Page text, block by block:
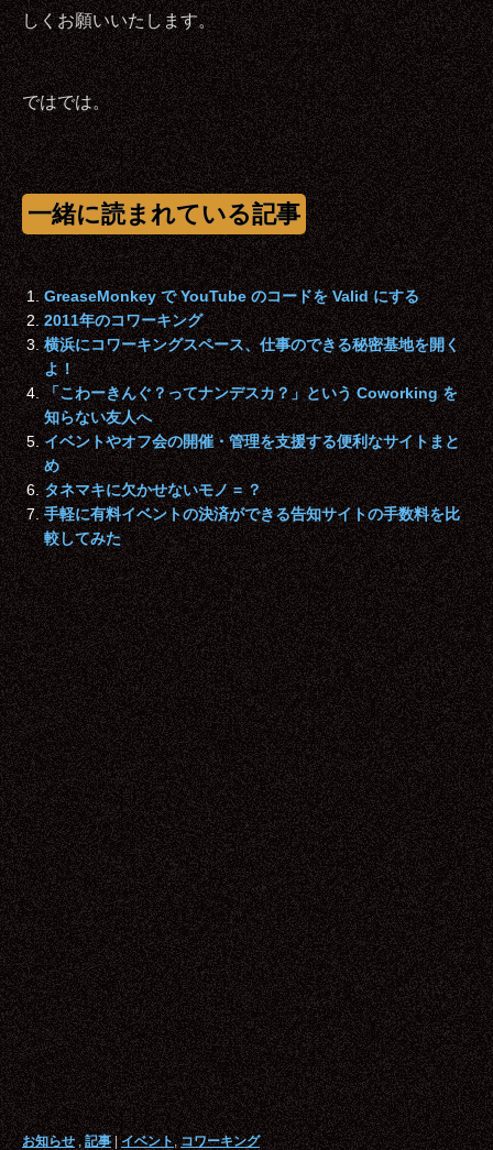
しくお願いいたします。
ではでは。
一緒に読まれている記事
GreaseMonkey で YouTube のコードを Valid にする
2011年のコワーキング
横浜にコワーキングスペース、仕事のできる秘密基地を開く
よ！
「こわーきんぐ？ってナンデスカ？」という Coworking を
知らない友人へ
イベントやオフ会の開催・管理を支援する便利なサイトまと
め
タネマキに欠かせないモノ = ？
手軽に有料イベントの決済ができる告知サイトの手数料を比
較してみた
お知らせ, 記事|イベント,コワーキング